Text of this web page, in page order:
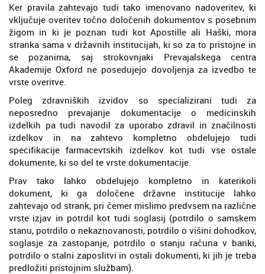
Ker pravila zahtevajo tudi tako imenovano nadoveritev, ki
vključuje overitev točno določenih dokumentov s posebnim
žigom in ki je poznan tudi kot Apostille ali Haški, mora
stranka sama v državnih institucijah, ki so za to pristojne in
se pozanima, saj strokovnjaki Prevajalskega centra
Akademije Oxford ne posedujejo dovoljenja za izvedbo te
vrste overitve.
Poleg zdravniških izvidov so specializirani tudi za
neposredno prevajanje dokumentacije o medicinskih
izdelkih pa tudi navodil za uporabo zdravil in značilnosti
izdelkov in na zahtevo kompletno obdelujejo tudi
specifikacije farmacevtskih izdelkov kot tudi vse ostale
dokumente, ki so del te vrste dokumentacije.
Prav tako lahko obdelujejo kompletno in katerikoli
dokument, ki ga določene državne institucije lahko
zahtevajo od strank, pri čemer mislimo predvsem na različne
vrste izjav in potrdil kot tudi soglasij (potrdilo o samskem
stanu, potrdilo o nekaznovanosti, potrdilo o višini dohodkov,
soglasje za zastopanje, potrdilo o stanju računa v banki,
potrdilo o stalni zaposlitvi in ostali dokumenti, ki jih je treba
predložiti pristojnim službam).